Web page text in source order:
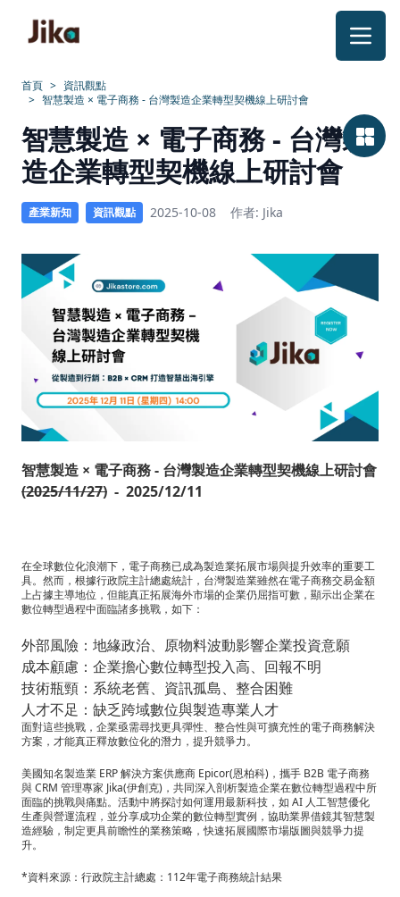
首頁 > 資訊觀點
> 智慧製造 × 電子商務 - 台灣製造企業轉型契機線上研討會
2025
智
慧
製
造
務：
台
灣
造
業
轉
型
契
機
線
上
研
討
會
智慧製造 × 電子商務 - 台灣製
造企業轉型契機線上研討會
產業新知 資訊觀點 2025-10-08 作者: Jika
智慧製造 × 電子商務 - 台灣製造企業轉型契機線上研討會
(2025/11/27) - 2025/12/11
在全球數位化浪潮下，電子商務已成為製造業拓展市場與提升效率的重要工
具。然而，根據行政院主計總處統計，台灣製造業雖然在電子商務交易金額
上占據主導地位，但能真正拓展海外市場的企業仍屈指可數，顯示出企業在
數位轉型過程中面臨諸多挑戰，如下：
外部風險：地緣政治、原物料波動影響企業投資意願
成本顧慮：企業擔心數位轉型投入高、回報不明
技術瓶頸：系統老舊、資訊孤島、整合困難
人才不足：缺乏跨域數位與製造專業人才
面對這些挑戰，企業亟需尋找更具彈性、整合性與可擴充性的電子商務解決
方案，才能真正釋放數位化的潛力，提升競爭力。
美國知名製造業 ERP 解決方案供應商 Epicor(恩柏科)，攜手 B2B 電子商務
與 CRM 管理專家 Jika(伊創克)，共同深入剖析製造企業在數位轉型過程中所
面臨的挑戰與痛點。活動中將探討如何運用最新科技，如 AI 人工智慧優化
生產與營運流程，並分享成功企業的數位轉型實例，協助業界借鏡其智慧製
造經驗，制定更具前瞻性的業務策略，快速拓展國際市場版圖與競爭力提
升。
*資料來源：行政院主計總處：112年電子商務統計結果